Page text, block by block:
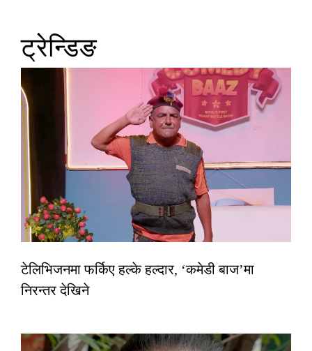
ट्रेन्डिङ
टेलिभिजनमा फर्किए हल्के हल्दार, ‘कमेडी बाज’मा
निरन्तर देखिने